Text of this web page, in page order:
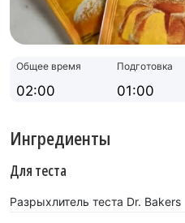
Общее время
02:00
Подготовка
01:00
Ингредиенты
Для теста
Разрыхлитель теста Dr. Bakers